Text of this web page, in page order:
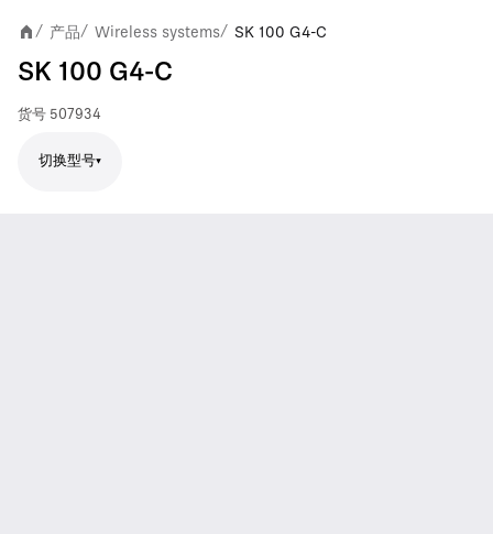
/ 产品/ Wireless systems/ SK 100 G4-C
SK 100 G4-C
货号 507934
切换型号